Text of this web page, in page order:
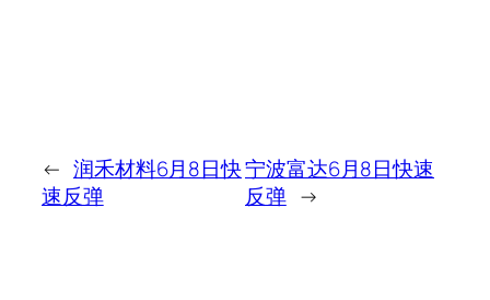
← 润禾材料6月8日快
速反弹
宁波富达6月8日快速
反弹 →